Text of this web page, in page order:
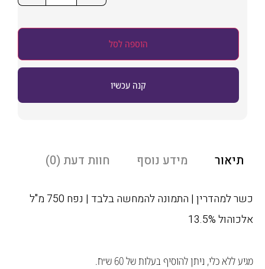
הוספה לסל
קנה עכשיו
מידע נוסף חוות דעת (0)
כשר למהדרין | התמונה להמחשה בלבד | נפח 750 מ"ל
13.5%
כלי, ניתן להוסיף בעלות של 60 ש״ח.